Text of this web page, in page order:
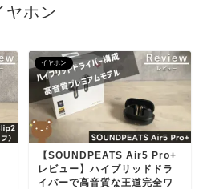
ヤホン
イヤホン
【SOUNDPEATS Air5 Pro+
レビュー】ハイブリッドドラ
イバーで高音質な王道完全ワ